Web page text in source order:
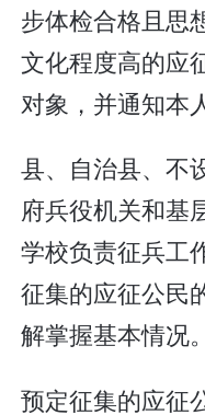
步体检合格且思
文化程度高的应
对象，并通知本
县、自治县、不
府兵役机关和基
学校负责征兵工
征集的应征公民
解掌握基本情况。
预定征集的应征